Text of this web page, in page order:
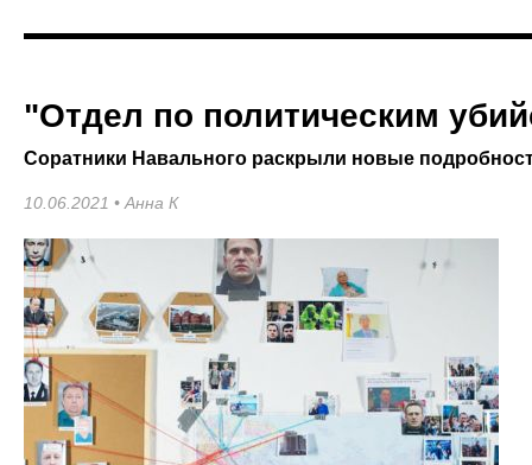
"Отдел по политическим
Соратники Навального раскрыли новые
10.06.2021 • Анна К